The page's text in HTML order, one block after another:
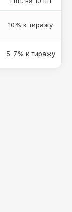
10% к тиражу
5-7% к тиражу